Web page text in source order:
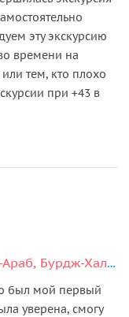
эту экскурсию
времени на
тем, кто плохо
при +43 в
Дубай на гидроцикле: Бурдж-эль-Араб, Бурдж-Халифа, Атлантис
был мой первый
уверена, смогу